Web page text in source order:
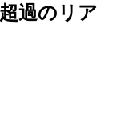
過のリア